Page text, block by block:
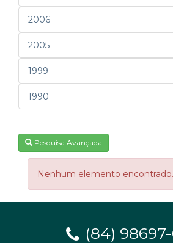
2006
2005
1999
1990
Pesquisa Avançada
Nenhum elemento encontrado.
(84)